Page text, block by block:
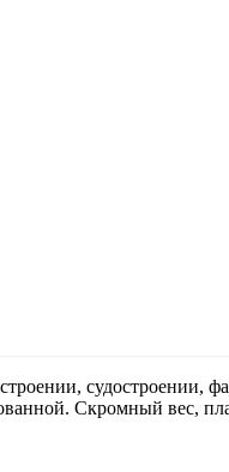
судостроении,
Скромный вес,